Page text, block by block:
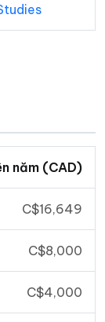
năm (CAD)
C$16,649
C$8,000
C$4,000